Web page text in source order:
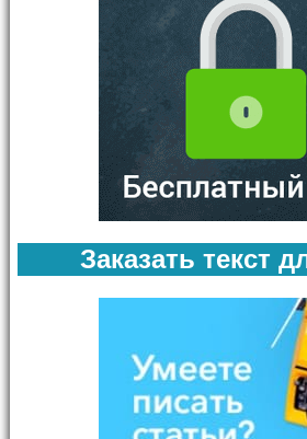
Заказать текст